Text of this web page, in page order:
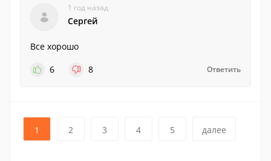
1 год назад
Сергей
Все хорошо
6
8 Ответить
1 2 3 4 5 далее